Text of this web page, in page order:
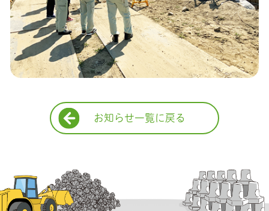
お知らせ一覧に戻る